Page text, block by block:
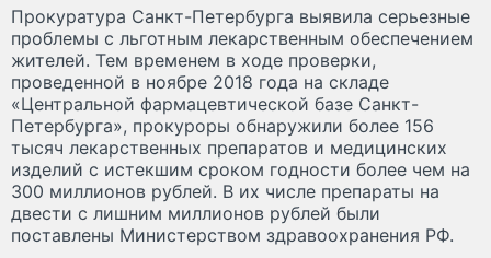
Прокуратура Санкт-Петербурга выявила серьезные
проблемы с льготным лекарственным обеспечением
жителей. Тем временем в ходе проверки,
проведенной в ноябре 2018 года на складе
«Центральной фармацевтической базе Санкт-
Петербурга», прокуроры обнаружили более 156
тысяч лекарственных препаратов и медицинских
изделий с истекшим сроком годности более чем на
300 миллионов рублей. В их числе препараты на
двести с лишним миллионов рублей были
поставлены Министерством здравоохранения РФ.